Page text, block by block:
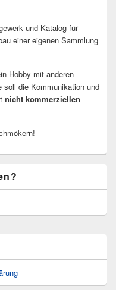
und Katalog für
einer eigenen Sammlung
Hobby mit anderen
soll die Kommunikation und
nicht kommerziellen